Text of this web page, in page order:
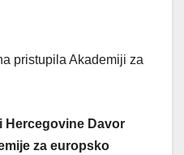
Hercegovine Davor
za europsko